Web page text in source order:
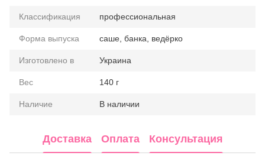
Классификация профессиональная
Форма выпуска саше, банка, ведёрко
Изготовлено в Украина
Вес 140 г
Наличие В наличии
Доставка Оплата Консультация